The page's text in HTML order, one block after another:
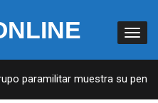
paramilitar muestra su